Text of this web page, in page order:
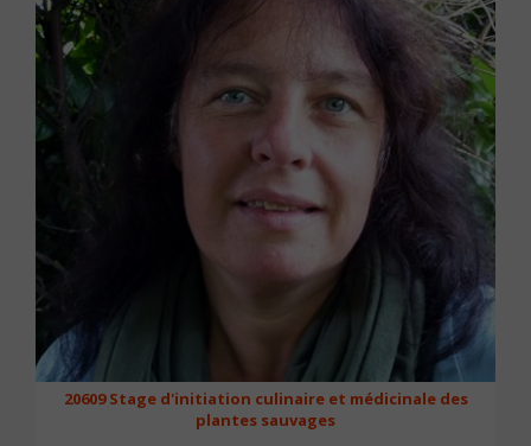
20609 Stage d'initiation culinaire et médicinale des
plantes sauvages